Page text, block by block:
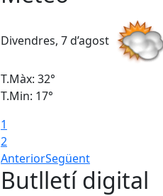
Divendres, 7 d’agost
T.Màx: 32°
T.Min: 17°
1
2
AnteriorSegüent
Butlletí digital